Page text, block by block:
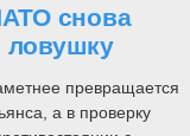
снова
ловушку
превращается
а в проверку